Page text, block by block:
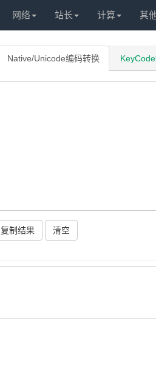
网络 站长 计算 其
Native/Unicode编码转换
复制结果